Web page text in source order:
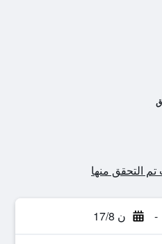
- ن 17/8